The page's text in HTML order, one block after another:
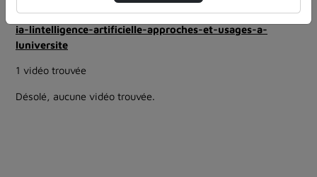
inspe-de-lorraine
ia-lintelligence-artificielle-approches-et-usages-a-
luniversite
1 vidéo trouvée
Désolé, aucune vidéo trouvée.